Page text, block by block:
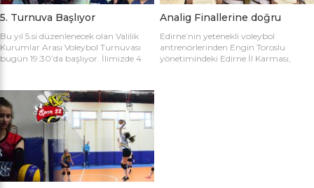
5. Turnuva Başlıyor
Bu yıl 5.si düzenlenecek olan Valilik
Kurumlar Arası Voleybol Turnuvası
bugün 19:30’da başlıyor. İlimizde 4
bugün başlıyor. Toplamda 14 takımın
katılımıyla düzenlenen 5. Valilik
Voleybol Turnuvasının teknik
toplantısı ve kura çekimi Aliço
Pehlivan Sporcu Eğitim Merkezi
Toplantı Salonu’nda yapıldı.
Toplantıya Voleybol hakemi ve
antrenörü Engin Toroslu, Ayhan […]
Analig Finallerine doğru
Edirne’nin yetenekli voleybol
antrenörlerinden Engin Toroslu
yönetimindeki Edirne İl Karması,